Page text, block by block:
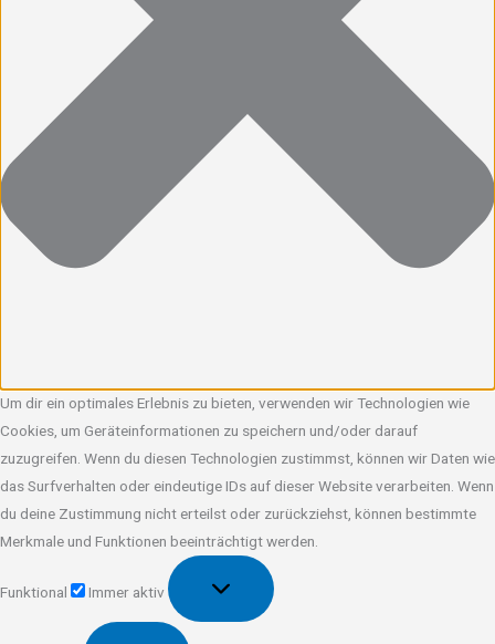
Um dir ein optimales Erlebnis zu bieten, verwenden wir Technologien wie
Cookies, um Geräteinformationen zu speichern und/oder darauf
zuzugreifen. Wenn du diesen Technologien zustimmst, können wir Daten wie
das Surfverhalten oder eindeutige IDs auf dieser Website verarbeiten. Wenn
du deine Zustimmung nicht erteilst oder zurückziehst, können bestimmte
Merkmale und Funktionen beeinträchtigt werden.
Funktional
Immer aktiv
Vorlieben